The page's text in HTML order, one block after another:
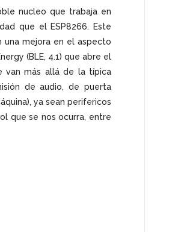
nucleo que trabaja en
que el ESP8266. Este
una mejora en el aspecto
(BLE, 4.1) que abre el
van más allá de la típica
de audio, de puerta
ya sean perifericos
que se nos ocurra, entre